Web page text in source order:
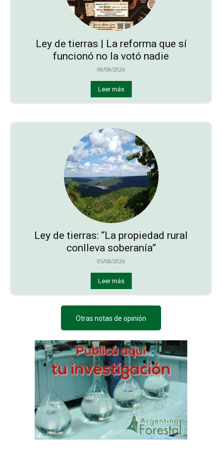
Ley de tierras | La reforma que sí
funcionó no la votó nadie
08/08/2026
Leer más
Ley de tierras: “La propiedad rural
conlleva soberanía”
05/08/2026
Leer más
Otras notas de opinión